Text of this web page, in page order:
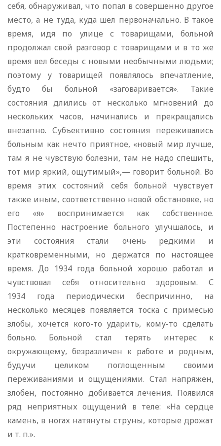
себя, обнаруживал, что попал в совершенно другое
место, а не туда, куда шел первоначально. В такое
время, идя по улице с товарищами, больной
продолжал свой разговор с товарищами и в то же
время вел беседы с новыми необычными людьми;
поэтому у товарищей появлялось впечатление,
будто бы больной «заговаривается». Такие
состояния длились от несколько мгновений до
нескольких часов, начинались и прекращались
внезапно. Субъективно состояния переживались
больным как нечто приятное, «новый мир лучше,
там я не чувствую болезни, там не надо спешить,
тот мир яркий, ощутимый»,— говорит больной. Во
время этих состояний себя больной чувствует
также иным, соответственно новой обстановке, но
его «я» воспринимается как собственное.
Постепенно настроение больного улучшалось, и
эти состояния стали очень редкими и
кратковременными, но держатся по настоящее
время. До 1934 года больной хорошо работал и
чувствовал себя относительно здоровым. С
1934 года периодически беспричинно, на
несколько месяцев появляется тоска с примесью
злобы, хочется кого-то ударить, кому-то сделать
больно. Больной стал терять интерес к
окружающему, безразличен к работе и родным,
будучи целиком поглощенным своими
переживаниями и ощущениями. Стал напряжен,
злобен, постоянно добивается лечения. Появился
ряд неприятных ощущений в теле: «На сердце
камень, в ногах натянуты струны, которые дрожат
и т. п.».